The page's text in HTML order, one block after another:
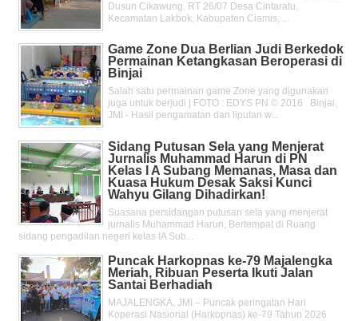
Dusun Cikawung, RT 26/07 Desa Cintaratu,
Kecamatan Lakbok, Kabupaten Ciamis, ...
Game Zone Dua Berlian Judi Berkedok
Permainan Ketangkasan Beroperasi di
Binjai
Salah satu permainan game Zone yang digunakan
juga untuk berjudi | FOTO : EDYS PN © 2016 Binjai,
JMI - Hasil pengamatan dan liputan w...
Sidang Putusan Sela yang Menjerat
Jurnalis Muhammad Harun di PN
Kelas l A Subang Memanas, Masa dan
Kuasa Hukum Desak Saksi Kunci
Wahyu Gilang Dihadirkan!
Suasana persidangan putusan sela yang menjerat
jurnalis Muhammad Harun, Bertempat di Ruang
sidang pengadilan negeri kelas IA Sub...
Puncak Harkopnas ke-79 Majalengka
Meriah, Ribuan Peserta Ikuti Jalan
Santai Berhadiah
MAJALENGKA, JMI – Puncak peringatan Hari
Koperasi Nasional (Harkopnas) ke-79 Tahun 2026